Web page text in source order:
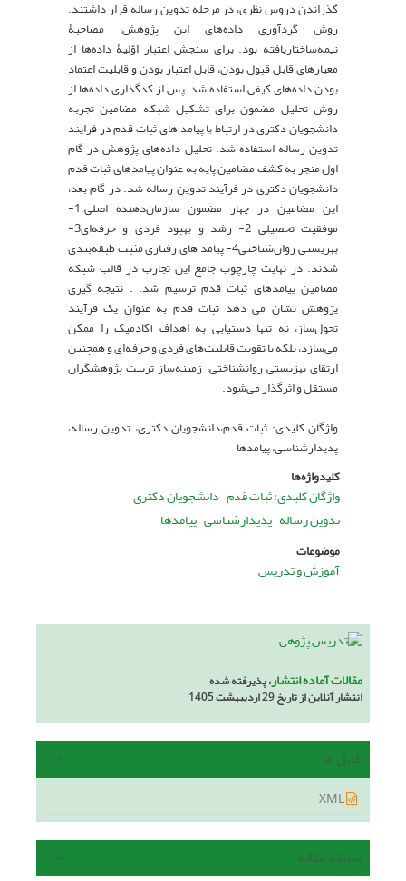
گذراندن دروس نظری، در مرحله تدوین رساله قرار داشتند.
روش گردآوری داده‌های این پژوهش، مصاحبۀ
نیمه‌ساختاریافته بود. برای سنجش اعتبار اوّلیۀ داده‌ها از
معیار‌های قابل قبول بودن، قابل اعتبار بودن و قابلیت اعتماد
بودن داده‌های کیفی استفاده شد. پس از کدگذاری داده‌ها از
روش تحلیل مضمون برای تشکیل شبکه مضامین تجربه
دانشجویان دکتری در ارتباط با پیامد های ثبات قدم در فرایند
تدوین رساله استفاده شد. تحلیل داده‌های پژوهش در گام
اول منجر به کشف مضامین پایه به عنوان پیامدهای ثبات قدم
دانشجویان دکتری در فرآیند تدوین رساله شد. در گام بعد،
این مضامین در چهار مضمون سازمان‌دهنده اصلی:1-
موفقیت تحصیلی 2- رشد و بهبود فردی و حرفه‌ای3-
بهزیستی روان‌شناختی4- پیامد های رفتاری مثبت طبقه‌بندی
شدند. در نهایت چارچوب جامع این تجارب در قالب شبکه
مضامین پیامدهای ثبات قدم ترسیم شد. . نتیجه گیری
پژوهش نشان می دهد ثبات قدم به عنوان یک فرآیند
تحول‌ساز، نه تنها دستیابی به اهداف آکادمیک را ممکن
می‌سازد، بلکه با تقویت قابلیت‌های فردی و حرفه‌ای و همچنین
ارتقای بهزیستی روانشناختی، زمینه‌ساز تربیت پژوهشگران
مستقل و اثرگذار می‌شود.
واژگان کلیدی: ثبات قدم،دانشجویان دکتری، تدوین رساله،
پدیدارشناسی، پیامدها
کلیدواژه‌ها
واژگان کلیدی: ثبات قدم دانشجویان دکتری
تدوین رساله پدیدارشناسی پیامدها
موضوعات
آموزش و تدریس
مقالات آماده انتشار، پذیرفته شده
انتشار آنلاین از تاریخ 29 اردیبهشت 1405
فایل ها
سابقه مقاله